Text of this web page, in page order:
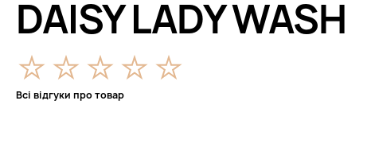
DAISY LADY WASH
Всі відгуки про товар